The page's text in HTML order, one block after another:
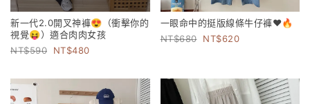
新一代2.0開叉神褲😍（衝擊你的
視覺😝）適合肉肉女孩
590
480
一眼命中的挺版線條牛仔褲❤️🔥
680
620